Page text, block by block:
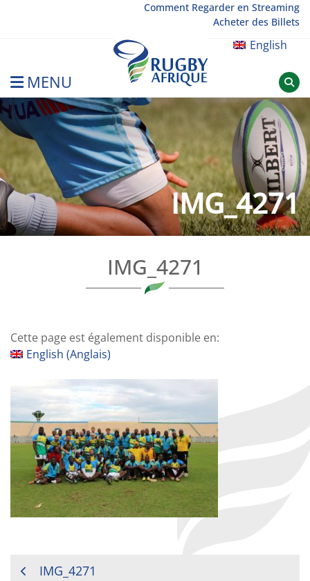
Comment Regarder en Streaming
Acheter des Billets
English
MENU
Rugby Afrique
IMG_4271
IMG_4271
Cette page est également disponible en:
English (Anglais)
NAVIGATION
IMG_4271